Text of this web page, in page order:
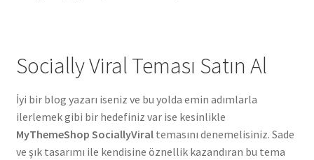
Socially Viral Teması Satın Al
İyi bir blog yazarı iseniz ve bu yolda emin adımlarla
ilerlemek gibi bir hedefiniz var ise kesinlikle
MyThemeShop SociallyViraltemasını denemelisiniz. Sade
ve şık tasarımı ile kendisine öznellik kazandıran bu tema